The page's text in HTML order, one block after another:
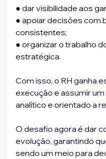
● dar visibilidade aos
● apoiar decisões com
consistentes;
● organizar o trabalho
estratégica.
Com isso, o RH ganha
execução e assumir
analítico e orientado a
O desafio agora é dar
evolução, garantindo
sendo um meio para